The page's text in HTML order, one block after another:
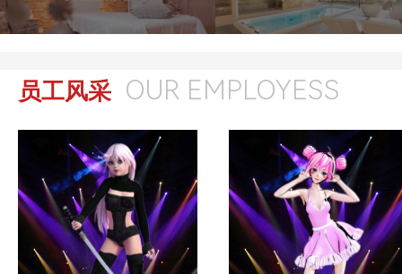
员工风采 OUR EMPLOYESS